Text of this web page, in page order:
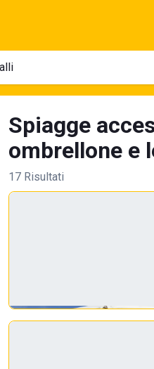
Spiagge
ombrellone e
17 Risultati